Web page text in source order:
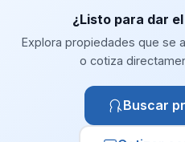
¿Listo para dar
Explora propiedades que se
o cotiza
Buscar